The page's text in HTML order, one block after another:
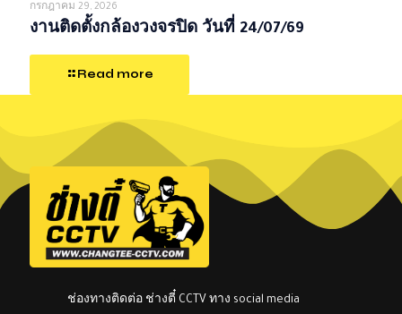
กรกฎาคม 29, 2026
งานติดตั้งกล้องวงจรปิด วันที่ 24/07/69
Read more
ช่องทางติดต่อ ช่างตี๋ CCTV ทาง social media